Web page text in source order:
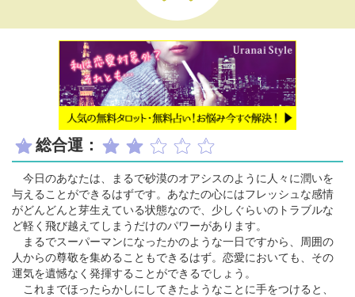
総合運：
今日のあなたは、まるで砂漠のオアシスのように人々に潤いを
与えることができるはずです。あなたの心にはフレッシュな感情
がどんどんと芽生えている状態なので、少しぐらいのトラブルな
ど軽く飛び越えてしまうだけのパワーがあります。
まるでスーパーマンになったかのような一日ですから、周囲の
人からの尊敬を集めることもできるはず。恋愛においても、その
運気を遺憾なく発揮することができるでしょう。
これまでほったらかしにしてきたようなことに手をつけると、